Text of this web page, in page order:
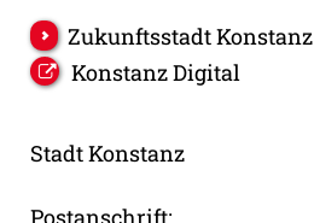
Zukunftsstadt Konstanz
Konstanz Digital
Stadt Konstanz